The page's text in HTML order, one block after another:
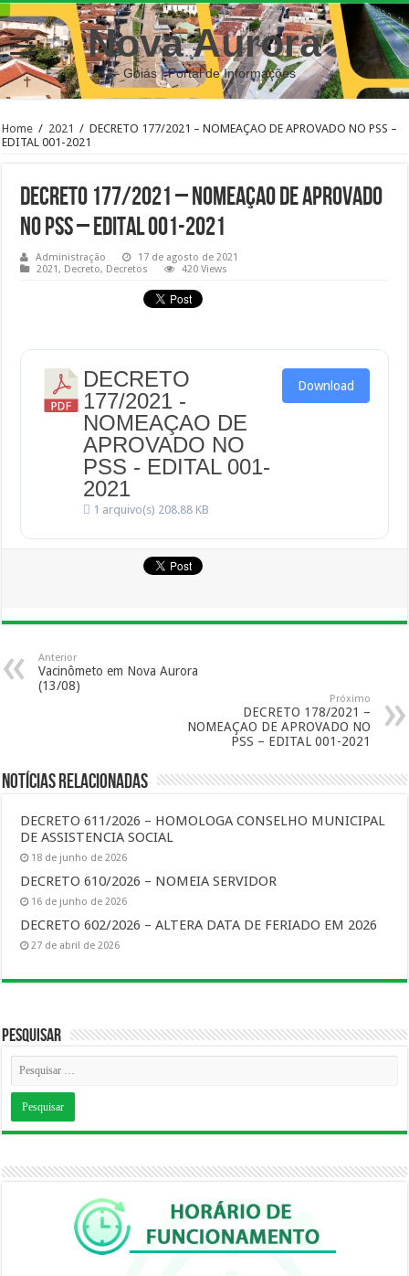
Nova Aurora
– Goiás | Portal de Informações
Home / 2021 / DECRETO 177/2021 – NOMEAÇAO DE APROVADO NO PSS –
EDITAL 001-2021
DECRETO 177/2021 – NOMEAÇAO DE APROVADO
NO PSS – EDITAL 001-2021
Administração
17 de agosto de 2021
2021, Decreto, Decretos 420 Views
DECRETO
177/2021 -
NOMEAÇAO DE
APROVADO NO
PSS - EDITAL 001-
2021
1 arquivo(s) 208.88 KB
Download
Anterior
Vacinômeto em Nova Aurora
(13/08)
Próximo
DECRETO 178/2021 –
NOMEAÇAO DE APROVADO NO
PSS – EDITAL 001-2021
Notícias Relacionadas
DECRETO 611/2026 – HOMOLOGA CONSELHO MUNICIPAL
DE ASSISTENCIA SOCIAL
18 de junho de 2026
DECRETO 610/2026 – NOMEIA SERVIDOR
16 de junho de 2026
DECRETO 602/2026 – ALTERA DATA DE FERIADO EM 2026
27 de abril de 2026
Pesquisar